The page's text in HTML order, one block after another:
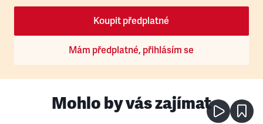
Koupit předplatné
Mám předplatné, přihlásím se
Mohlo by vás zajímat